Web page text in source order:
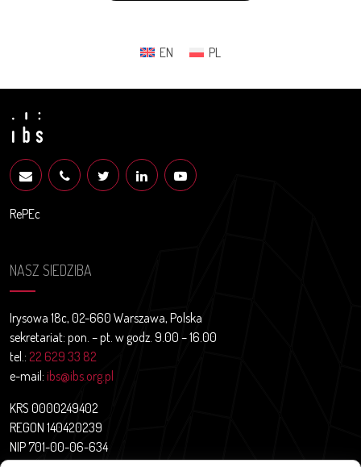
EN PL
RePEc
NASZ SIEDZIBA
Irysowa 18c, 02-660 Warszawa, Polska
sekretariat: pon. – pt. w godz. 9.00 – 16.00
tel.: 22 629 33 82
e-mail: ibs@ibs.org.pl
KRS 0000249402
REGON 140420239
NIP 701-00-06-634